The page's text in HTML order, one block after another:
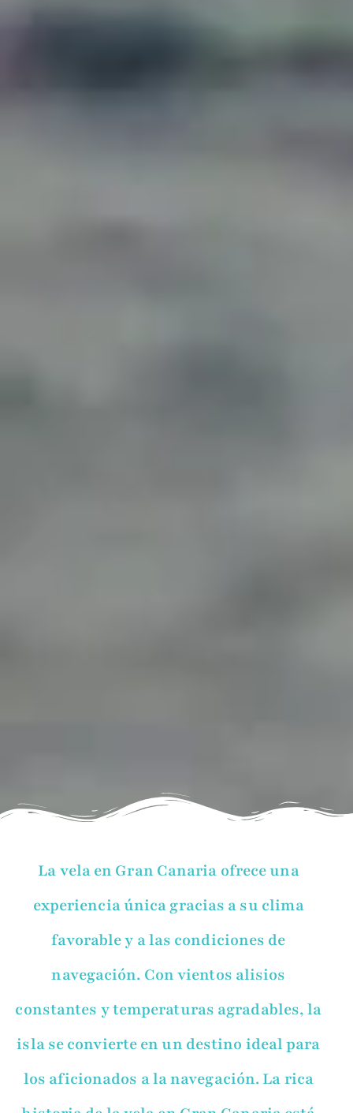
La vela en Gran Canaria ofrece una
experiencia única gracias a su clima
favorable y a las condiciones de
navegación. Con vientos alisios
constantes y temperaturas agradables, la
isla se convierte en un destino ideal para
los aficionados a la navegación. La rica